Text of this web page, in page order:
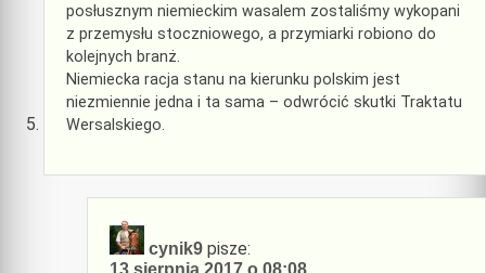
posłusznym niemieckim wasalem zostaliśmy wykopani
z przemysłu stoczniowego, a przymiarki robiono do
kolejnych branż.
Niemiecka racja stanu na kierunku polskim jest
niezmiennie jedna i ta sama – odwrócić skutki Traktatu
Wersalskiego.
cynik9 pisze:
13 sierpnia 2017 o 08:08